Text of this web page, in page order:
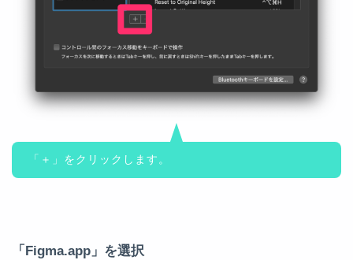
「＋」をクリックします。
「Figma.app」を選択